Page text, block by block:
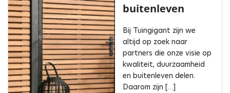
buitenleven
Bij Tuingigant zijn we
altijd op zoek naar
partners die onze visie op
kwaliteit, duurzaamheid
en buitenleven delen.
Daarom zijn […]